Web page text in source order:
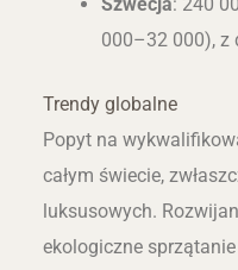
000–32 000), z
Trendy globalne
Popyt na
całym świecie,
luksusowych.
ekologiczne